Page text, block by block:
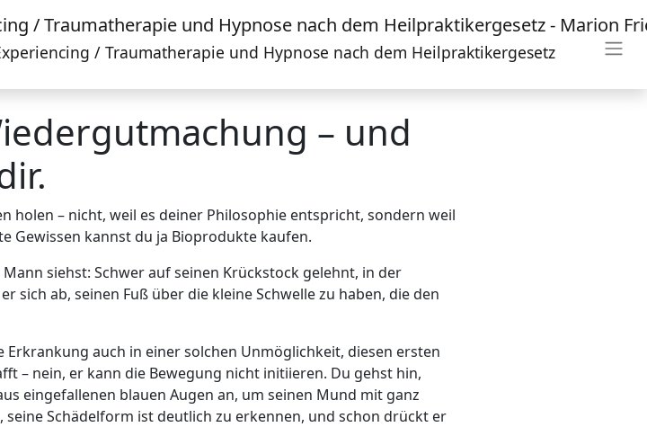
/ Traumatherapie und Hypnose nach dem Heilpraktikergesetz
– und
holen – nicht, weil es deiner Philosophie entspricht, sondern weil
Gewissen kannst du ja Bioprodukte kaufen.
siehst: Schwer auf seinen Krückstock gelehnt, in der
sich ab, seinen Fuß über die kleine Schwelle zu haben, die den
auch in einer solchen Unmöglichkeit, diesen ersten
– nein, er kann die Bewegung nicht initiieren. Du gehst hin,
eingefallenen blauen Augen an, um seinen Mund mit ganz
Schädelform ist deutlich zu erkennen, und schon drückt er